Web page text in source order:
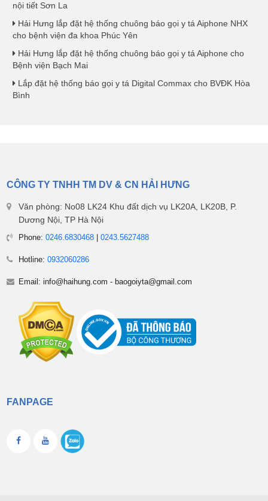
nội tiết Sơn La
Hải Hưng lắp đặt hệ thống chuông báo gọi y tá Aiphone NHX
cho bệnh viện đa khoa Phúc Yên
Hải Hưng lắp đặt hệ thống chuông báo gọi y tá Aiphone cho
Bệnh viện Bạch Mai
Lắp đặt hệ thống báo gọi y tá Digital Commax cho BVĐK Hòa
Bình
CÔNG TY TNHH TM DV & CN HẢI HƯNG
Văn phòng: No08 LK24 Khu đất dịch vụ LK20A, LK20B, P.
Dương Nội, TP Hà Nội
Phone: 0246.6830468| 0243.5627488
Hotline: 0932060286
Email: info@haihung.com - baogoiyta@gmail.com
FANPAGE